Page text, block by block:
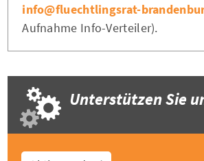
info@fluechtlingsrat-
Aufnahme Info-Verteiler).
Unterstützen Sie